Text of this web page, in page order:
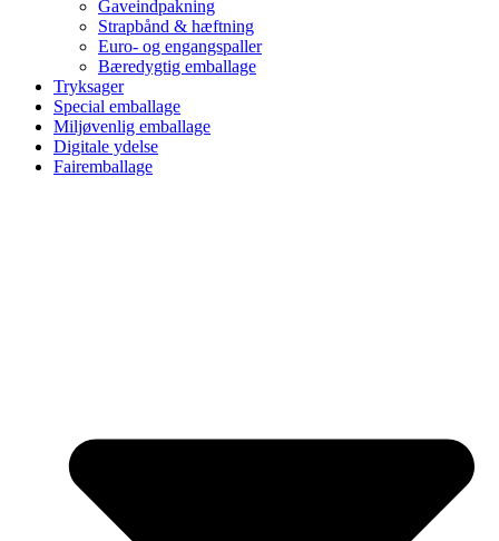
Gaveindpakning
Strapbånd & hæftning
Euro- og engangspaller
Bæredygtig emballage
Tryksager
Special emballage
Miljøvenlig emballage
Digitale ydelse
Fairemballage